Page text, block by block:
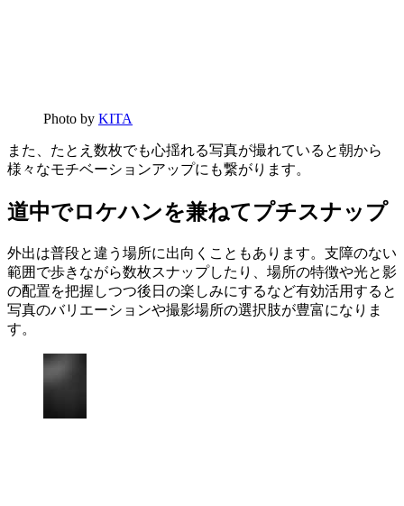
Photo by KITA
また、たとえ数枚でも心揺れる写真が撮れていると朝から
様々なモチベーションアップにも繋がります。
道中でロケハンを兼ねてプチスナップ
外出は普段と違う場所に出向くこともあります。支障のない
範囲で歩きながら数枚スナップしたり、場所の特徴や光と影
の配置を把握しつつ後日の楽しみにするなど有効活用すると
写真のバリエーションや撮影場所の選択肢が豊富になりま
す。